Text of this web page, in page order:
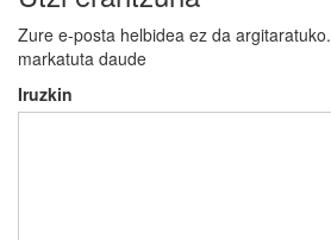
Zure e-posta helbidea ez da argitaratuko.
markatuta daude
Iruzkin